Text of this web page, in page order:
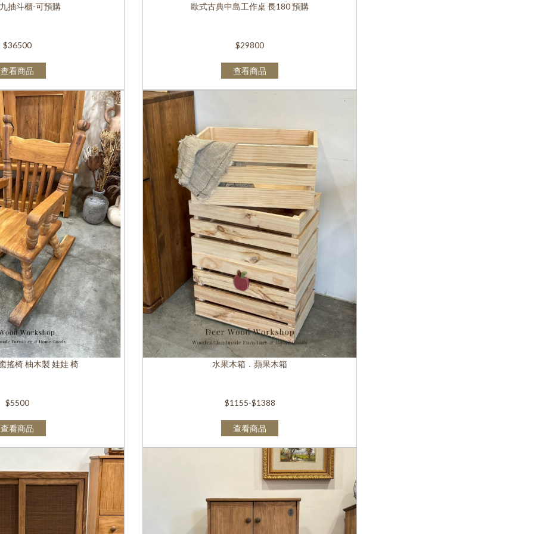
抽斗櫃-可預購
$36500
查看商品
歐式古典中島工作桌 長180 預購
$29800
查看商品
搖椅 柚木製 娃娃 椅
$5500
查看商品
水果木箱．蘋果木箱
$1155-$1388
查看商品